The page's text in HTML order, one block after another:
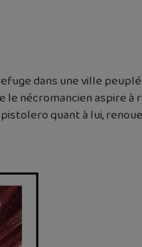
dans une ville
nécromancien aspire à
quant à lui,